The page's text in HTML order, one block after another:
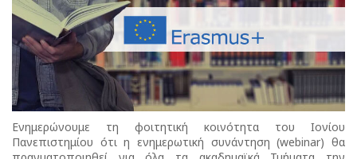
Ενημερώνουμε τη φοιτητική κοινότητα του Ιονίου
Πανεπιστημίου ότι η ενημερωτική συνάντηση (webinar) θα